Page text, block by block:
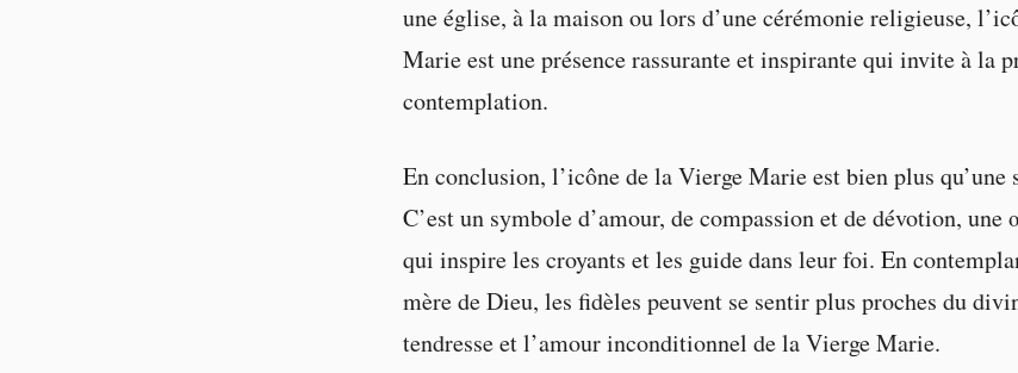
une église, à la maison ou lors d’une cérémonie religieuse,
Marie est une présence rassurante et inspirante qui invite à la
contemplation.
En conclusion, l’icône de la Vierge Marie est bien plus qu’une
C’est un symbole d’amour, de compassion et de dévotion, une
qui inspire les croyants et les guide dans leur foi. En
mère de Dieu, les fidèles peuvent se sentir plus proches du
tendresse et l’amour inconditionnel de la Vierge Marie.